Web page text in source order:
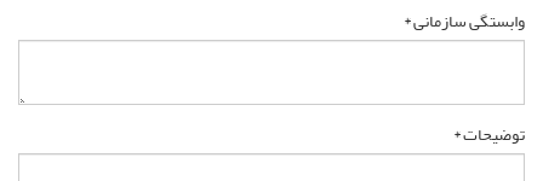
وابستگی سازمانی *
توضیحات *